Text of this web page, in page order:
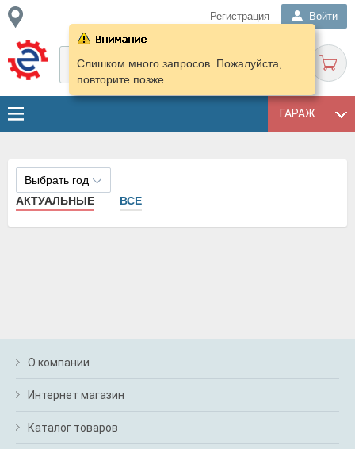
Регистрация Войти
ГАРАЖ
Слишком много запросов. Пожалуйста,
повторите позже.
Выбрать год
АКТУАЛЬНЫЕ
ВСЕ
О компании
Интернет магазин
Каталог товаров